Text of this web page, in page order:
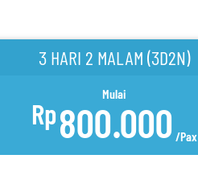
3 HARI 2 MALAM (3D2N)
Mulai
Rp800.000 /Pax